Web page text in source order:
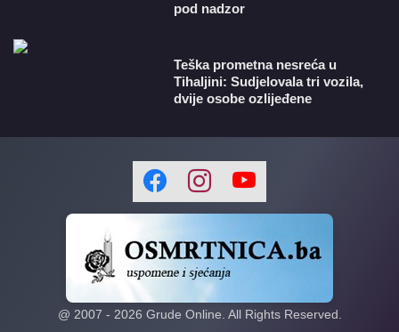
pod nadzor
Teška prometna nesreća u
Tihaljini: Sudjelovala tri vozila,
dvije osobe ozlijeđene
@ 2007 - 2026 Grude Online. All Rights Reserved.